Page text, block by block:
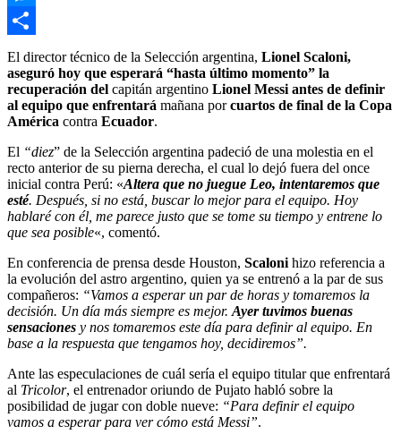
Messenger
Compartir
El director técnico de la Selección argentina, Lionel Scaloni,
aseguró hoy que esperará “hasta último momento” la
recuperación del capitán argentino Lionel Messi antes de definir
al equipo que enfrentará mañana porcuartos de final de la Copa
América contra Ecuador.
El “diez” de la Selección argentina padeció de una molestia en el
recto anterior de su pierna derecha, el cual lo dejó fuera del once
inicial contra Perú: «Altera que no juegue Leo, intentaremos que
esté. Después, si no está, buscar lo mejor para el equipo. Hoy
hablaré con él, me parece justo que se tome su tiempo y entrene lo
que sea posible«, comentó.
En conferencia de prensa desde Houston, Scaloni hizo referencia a
la evolución del astro argentino, quien ya se entrenó a la par de sus
compañeros: “Vamos a esperar un par de horas y tomaremos la
decisión. Un día más siempre es mejor. Ayer tuvimos buenas
sensaciones y nos tomaremos este día para definir al equipo. En
base a la respuesta que tengamos hoy, decidiremos”.
Ante las especulaciones de cuál sería el equipo titular que enfrentará
al Tricolor, el entrenador oriundo de Pujato habló sobre la
posibilidad de jugar con doble nueve: “Para definir el equipo
vamos a esperar para ver cómo está Messi”.